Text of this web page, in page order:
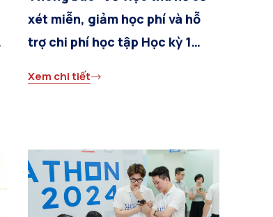
xét miễn, giảm học phí và hỗ
trợ chi phí học tập Học kỳ 1
Xem chi tiết